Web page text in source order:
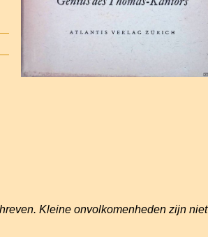
Kleine onvolkomenheden zijn niet